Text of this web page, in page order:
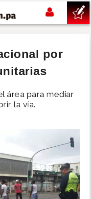
por
área para mediar
la vía.